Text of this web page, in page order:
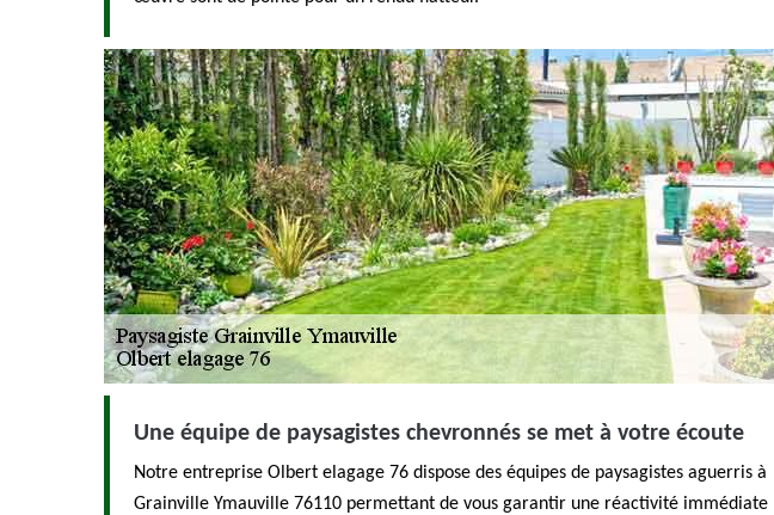
Une équipe de paysagistes chevronnés se met à votre écoute
Notre entreprise Olbert elagage 76 dispose des équipes de paysagistes aguerris à
Grainville Ymauville 76110 permettant de vous garantir une réactivité immédiate